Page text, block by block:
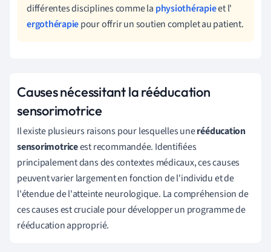
différentes disciplines comme la physiothérapieet l'
ergothérapiepour offrir un soutien complet au patient.
Causes nécessitant la rééducation
sensorimotrice
Il existe plusieurs raisons pour lesquelles unerééducation
sensorimotriceest recommandée. Identifiées
principalement dans des contextes médicaux, ces causes
peuvent varier largement en fonction de l'individu et de
l'étendue de l'atteinte neurologique. La compréhension de
ces causes est cruciale pour développer un programme de
rééducation approprié.